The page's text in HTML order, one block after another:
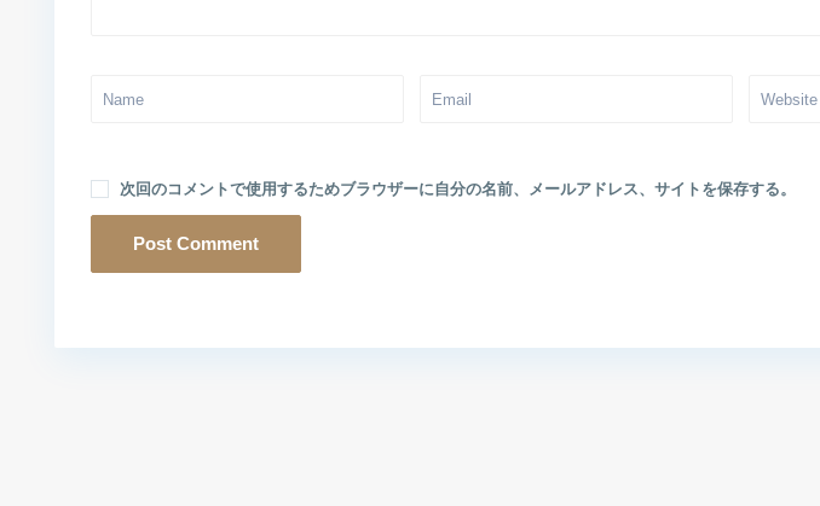
次回のコメントで使用するためブラウザーに自分の名前、メールアドレス、サイトを保存する。